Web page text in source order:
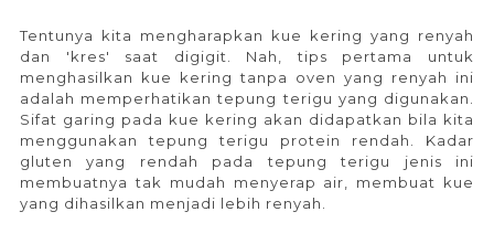
Tentunya kita mengharapkan kue kering yang renyah
dan 'kres' saat digigit. Nah, tips pertama untuk
menghasilkan kue kering tanpa oven yang renyah ini
adalah memperhatikan tepung terigu yang digunakan.
Sifat garing pada kue kering akan didapatkan bila kita
menggunakan tepung terigu protein rendah. Kadar
gluten yang rendah pada tepung terigu jenis ini
membuatnya tak mudah menyerap air, membuat kue
yang dihasilkan menjadi lebih renyah.